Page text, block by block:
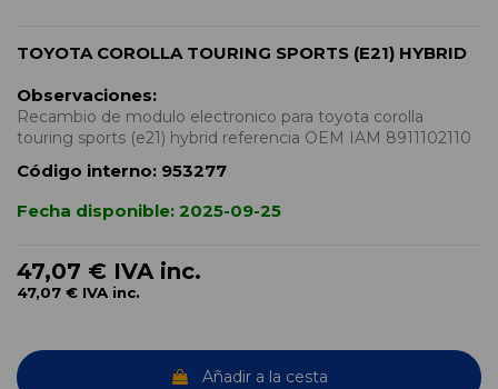
TOYOTA COROLLA TOURING SPORTS (E21) HYBRID
Observaciones:
Recambio de modulo electronico para toyota corolla
touring sports (e21) hybrid referencia OEM IAM 8911102110
Código interno: 953277
Fecha disponible: 2025-09-25
47,07 € IVA inc.
47,07 € IVA inc.
Añadir a la cesta